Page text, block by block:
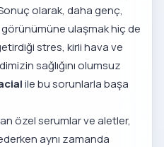
olarak, daha genç,
görünümüne ulaşmak hiç de
stres, kirli hava ve
sağlığını olumsuz
ile bu sorunlarla başa
özel serumlar ve aletler,
aynı zamanda